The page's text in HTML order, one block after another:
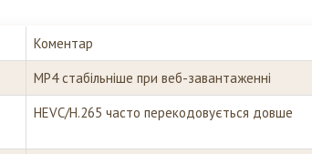
Коментар
MP4 стабільніше при веб-завантаженні
HEVC/H.265 часто перекодовується довше